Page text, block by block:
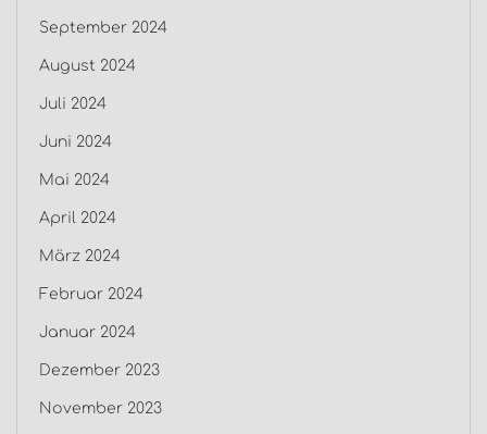
September 2024
August 2024
Juli 2024
Juni 2024
Mai 2024
April 2024
März 2024
Februar 2024
Januar 2024
Dezember 2023
November 2023